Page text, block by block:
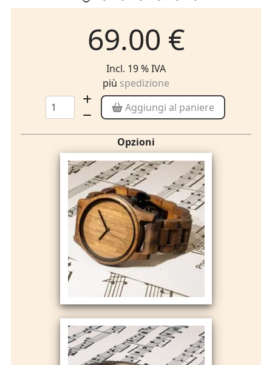
69.00 €
Incl. 19 % IVA
più spedizione
Aggiungi al paniere
Opzioni